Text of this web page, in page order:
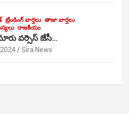
ట్రేండింగ్ వార్తలు తాజా వార్తలు
రాజకీయం
వర్సెస్ జేసీ…
Sira News